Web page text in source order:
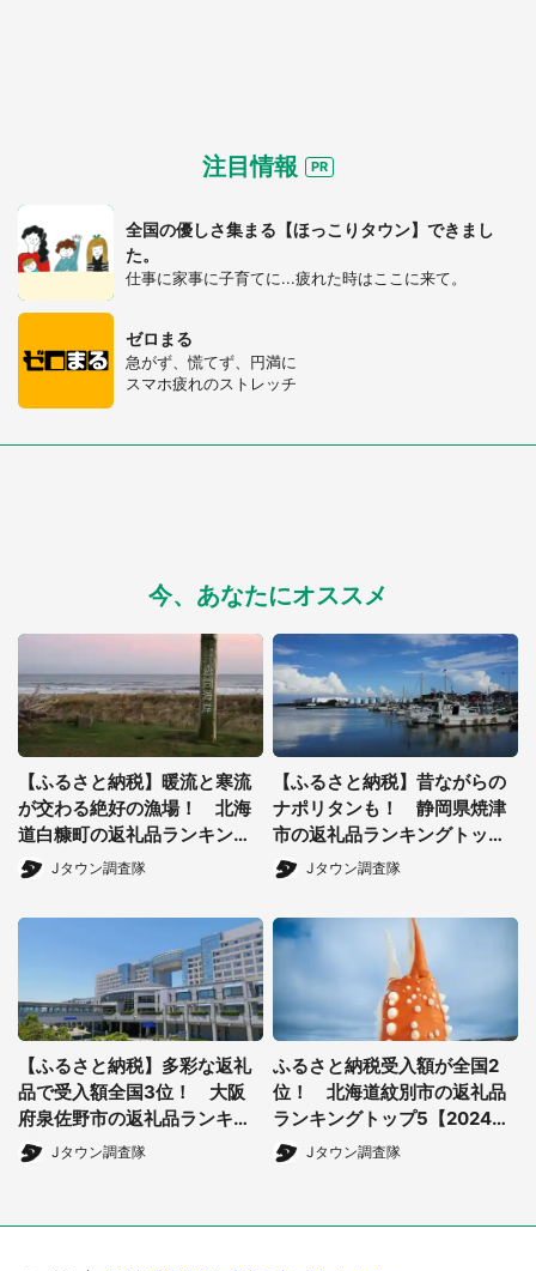
注目情報
全国の優しさ集まる【ほっこりタウン】できまし
た。
仕事に家事に子育てに...疲れた時はここに来て。
ゼロまる
急がず、慌てず、円満に
スマホ疲れのストレッチ
今、あなたにオススメ
【ふるさと納税】暖流と寒流
が交わる絶好の漁場！ 北海
道白糠町の返礼品ランキング
トップ3【2024年11月版】
Jタウン調査隊
【ふるさと納税】昔ながらの
ナポリタンも！ 静岡県焼津
市の返礼品ランキングトップ
3【2024年11月版】
Jタウン調査隊
【ふるさと納税】多彩な返礼
品で受入額全国3位！ 大阪
府泉佐野市の返礼品ランキン
グトップ5【2024年11月版】
Jタウン調査隊
ふるさと納税受入額が全国2
位！ 北海道紋別市の返礼品
ランキングトップ5【2024年
11月版】
Jタウン調査隊